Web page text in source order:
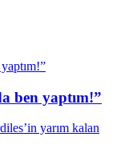
ben yaptım!”